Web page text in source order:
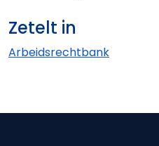
Zetelt in
Arbeids­rechtbank